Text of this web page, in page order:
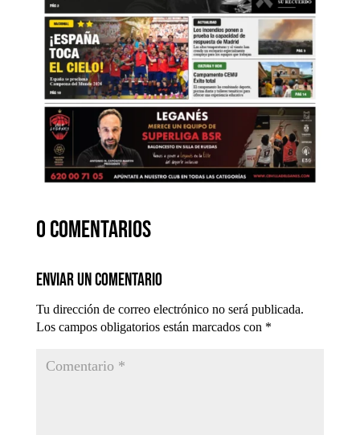
0 comentarios
Enviar un comentario
Tu dirección de correo electrónico no será publicada.
Los campos obligatorios están marcados con *